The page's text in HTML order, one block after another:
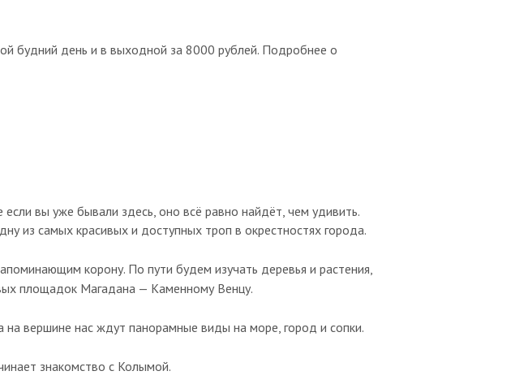
будний день и в выходной за 8000 рублей. Подробнее о
вы уже бывали здесь, оно всё равно найдёт, чем удивить.
из самых красивых и доступных троп в окрестностях города.
корону. По пути будем изучать деревья и растения,
площадок Магадана — Каменному Венцу.
вершине нас ждут панорамные виды на море, город и сопки.
знакомство с Колымой.